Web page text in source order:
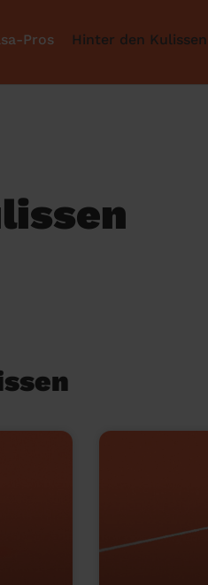
Pros Hinter den Kulissen